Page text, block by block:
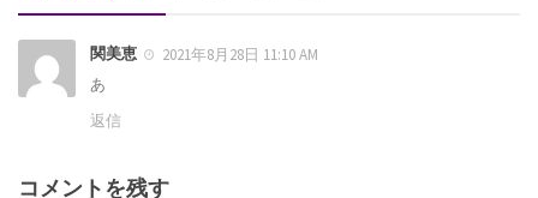
関美恵
2021年8月28日 11:10 AM
あ
返信
コメントを残す